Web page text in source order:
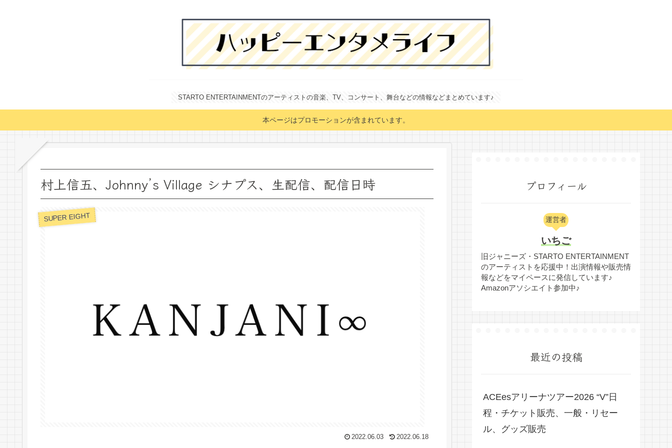
STARTO ENTERTAINMENTのアーティストの音楽、TV、コンサート、舞台などの情報などまとめています♪
本ページはプロモーションが含まれています。
村上信五、Johnny’s Village シナプス、生配信、配信日時
SUPER EIGHT
2022.06.03 2022.06.18
プロフィール
運営者
いちご
旧ジャニーズ・STARTO ENTERTAINMENT
のアーティストを応援中！出演情報や販売情
報などをマイペースに発信しています♪
Amazonアソシエイト参加中♪
最近の投稿
ACEesアリーナツアー2026 “V”日
程・チケット販売、一般・リセー
ル、グッズ販売